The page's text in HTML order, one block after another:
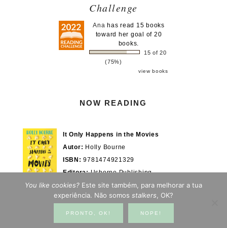
Challenge
Ana has read 15 books
toward her goal of 20
books.
15 of 20
(75%)
view books
NOW READING
It Only Happens in the Movies
Autor: Holly Bourne
ISBN: 9781474921329
Editora:Usborne Publishing
Actualmente em:28/100%
You like cookies? Este site também, para melhorar a tua
experiência. Não somos stalkers , OK?
PRONTO, OK! NOPE!